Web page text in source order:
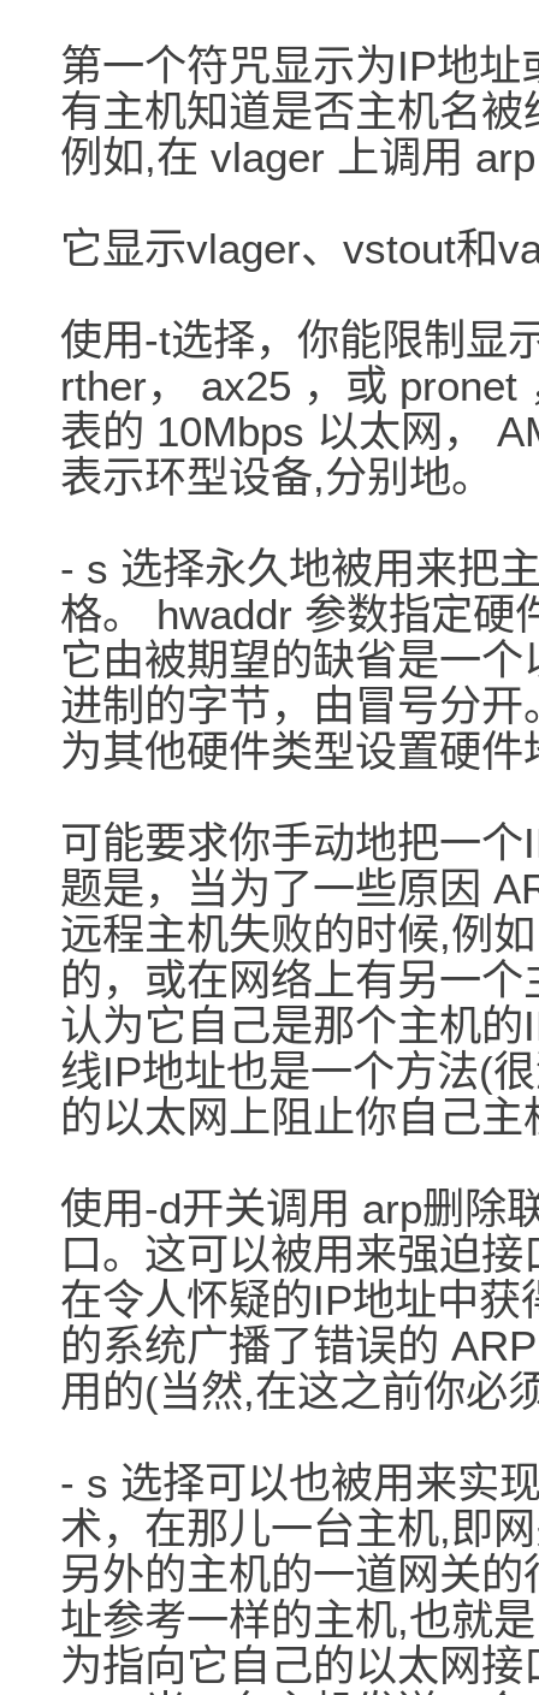
第一个符咒显示为IP地
有主机知道是否主机名被
例如,在 vlager 上调用
它显示vlager、vstout和
使用-t选择，你能限制显
rther， ax25 ，或 pronet
表的 10Mbps 以太网，
表示环型设备,分别地。
- s 选择永久地被用来把
格。 hwaddr 参数指定硬
它由被期望的缺省是一
进制的字节，由冒号分开
为其他硬件类型设置硬
可能要求你手动地把一
题是，当为了一些原因
远程主机失败的时候,例
的，或在网络上有另一
认为它自己是那个主机
线IP地址也是一个方法(
的以太网上阻止你自己
使用-d开关调用 arp删除
口。这可以被用来强迫
在令人怀疑的IP地址中
的系统广播了错误的
用的(当然,在这之前你必
- s 选择可以也被用来实
术，在那儿一台主机,即
另外的主机的一道网关
址参考一样的主机,也就
为指向它自己的以太网